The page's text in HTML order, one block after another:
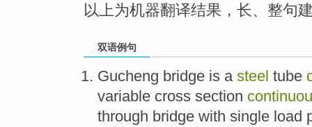
以上为机器翻译结果，长、整句
双语例句
Gucheng bridge is a steel tube
variable cross section
through bridge with single load